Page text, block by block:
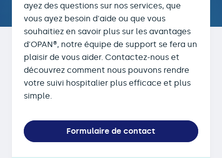
ayez des questions sur nos services, que
vous ayez besoin d'aide ou que vous
souhaitiez en savoir plus sur les avantages
d'OPAN®, notre équipe de support se fera un
plaisir de vous aider. Contactez-nous et
découvrez comment nous pouvons rendre
votre suivi hospitalier plus efficace et plus
simple.
Formulaire de contact